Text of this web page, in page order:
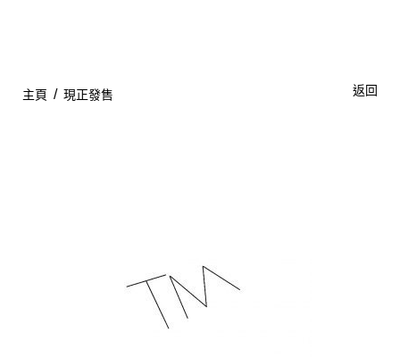
關於我們
主頁 / 現正發售 返回